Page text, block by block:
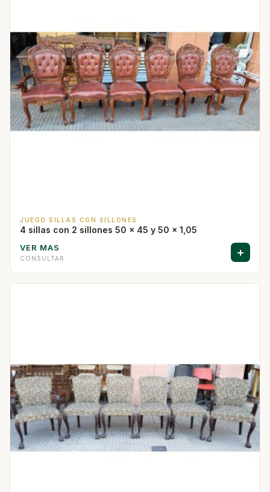
JUEGO SILLAS CON SILLONES
4 sillas con 2 sillones 50 x 45 y 50 x 1,05
VER MAS
CONSULTAR +